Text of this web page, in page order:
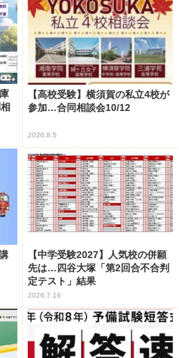
【高校受験】横須賀の私立4校が
参加…合同相談会10/12
2026.8.5
【中学受験2027】人気校の併願
先は…四谷大塚「第2回合不合判
定テスト」結果
2026.7.16